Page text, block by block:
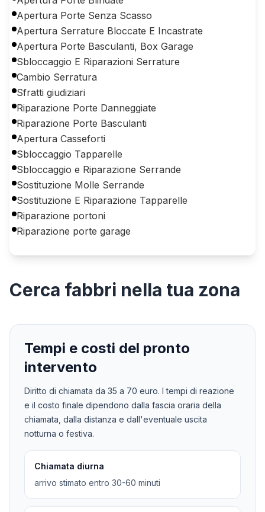
Apertura Porte Senza Scasso
Apertura Serrature Bloccate E Incastrate
Apertura Porte Basculanti, Box Garage
Sbloccaggio E Riparazioni Serrature
Cambio Serratura
Sfratti giudiziari
Riparazione Porte Danneggiate
Riparazione Porte Basculanti
Apertura Casseforti
Sbloccaggio Tapparelle
Sbloccaggio e Riparazione Serrande
Sostituzione Molle Serrande
Sostituzione E Riparazione Tapparelle
Riparazione portoni
Riparazione porte garage
Cerca fabbri nella tua zona
Tempi e costi del pronto
intervento
Diritto di chiamata da 35 a 70 euro. I tempi di reazione
e il costo finale dipendono dalla fascia oraria della
chiamata, dalla distanza e dall'eventuale uscita
notturna o festiva.
Chiamata diurna
arrivo stimato entro 30-60 minuti